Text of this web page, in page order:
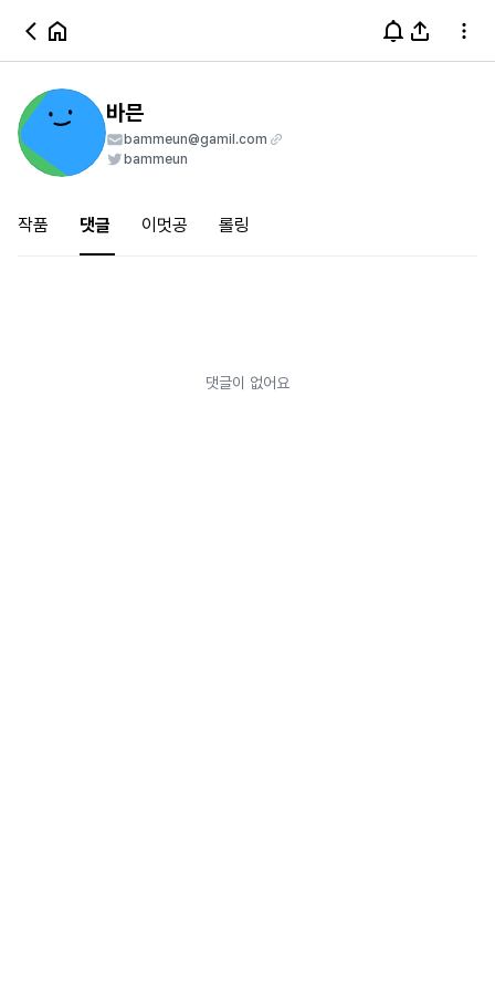
바믄
bammeun@gamil.com
bammeun
작품 댓글 이멋공 롤링
댓글이 없어요